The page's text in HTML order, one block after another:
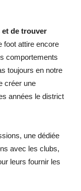
de trouver
foot attire encore
comportements
toujours en notre
créer une
années le district
une dédiée
avec les clubs,
leurs fournir les